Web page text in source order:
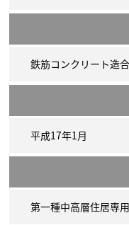
鉄筋コンクリート造
平成17年1月
第一種中高層住居専